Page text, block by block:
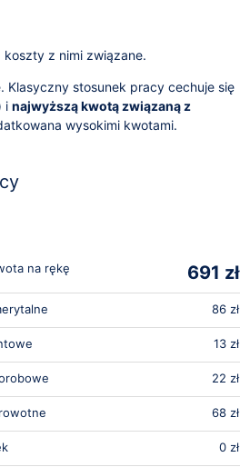
z nimi związane.
stosunek pracy cechuje się
i najwyższą kwotą związaną z
wysokimi kwotami.
na rękę 691 zł
86 zł
13 zł
22 zł
68 zł
0 zł